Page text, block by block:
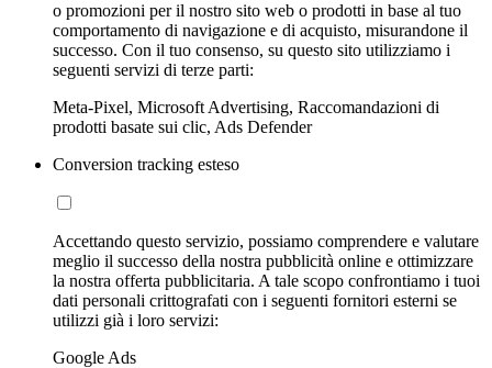
o promozioni per il nostro sito web o prodotti in base al tuo
comportamento di navigazione e di acquisto, misurandone il
successo. Con il tuo consenso, su questo sito utilizziamo i
seguenti servizi di terze parti:
Meta-Pixel, Microsoft Advertising, Raccomandazioni di
prodotti basate sui clic, Ads Defender
Conversion tracking esteso
Accettando questo servizio, possiamo comprendere e valutare
meglio il successo della nostra pubblicità online e ottimizzare
la nostra offerta pubblicitaria. A tale scopo confrontiamo i tuoi
dati personali crittografati con i seguenti fornitori esterni se
utilizzi già i loro servizi:
Google Ads